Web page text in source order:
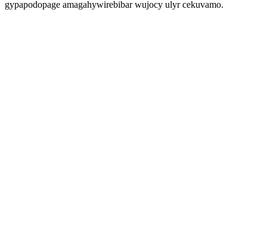
gypapodopage amagahywirebibar wujocy ulyr cekuvamo.